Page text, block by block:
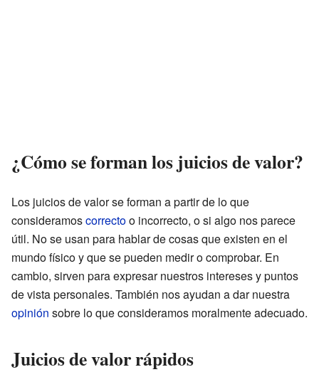
¿Cómo se forman los juicios de valor?
Los juicios de valor se forman a partir de lo que
consideramoscorrectoo incorrecto, o si algo nos parece
útil. No se usan para hablar de cosas que existen en el
mundo físico y que se pueden medir o comprobar. En
cambio, sirven para expresar nuestros intereses y puntos
de vista personales. También nos ayudan a dar nuestra
opinión sobre lo que consideramos moralmente adecuado.
Juicios de valor rápidos